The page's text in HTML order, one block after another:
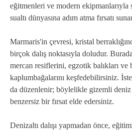
eğitmenleri ve modern
sualtı dünyasına adım atma fırsatı
Marmaris'in çevresi, kristal
birçok dalış noktasıyla doludur.
mercan resiflerini, egzotik balıkları ve
kaplumbağalarını keşfedebilirsiniz.
da düzenlenir; böylelikle gizemli deniz
benzersiz bir fırsat elde edersiniz.
Denizaltı dalışı yapmadan önce,